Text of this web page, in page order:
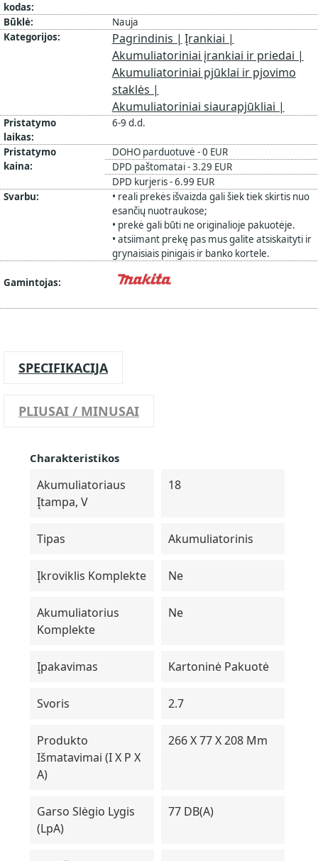
kodas:
Būklė:
Nauja
Kategorijos:
Pagrindinis | Įrankiai |
Akumuliatoriniai įrankiai ir priedai |
Akumuliatoriniai pjūklai ir pjovimo
staklės |
Akumuliatoriniai siaurapjūkliai |
Pristatymo
laikas:
6-9 d.d.
Pristatymo
kaina:
DOHO parduotuvė - 0 EUR
DPD paštomatai - 3.29 EUR
DPD kurjeris - 6.99 EUR
Svarbu:
• reali prekės išvaizda gali šiek tiek skirtis nuo
esančių nuotraukose;
• prekė gali būti ne originalioje pakuotėje.
• atsiimant prekę pas mus galite atsiskaityti ir
grynaisiais pinigais ir banko kortele.
Gamintojas:
SPECIFIKACIJA
PLIUSAI / MINUSAI
Charakteristikos
Akumuliatoriaus
Įtampa, V
18
Tipas Akumuliatorinis
Įkroviklis Komplekte Ne
Akumuliatorius
Komplekte
Ne
Įpakavimas Kartoninė Pakuotė
Svoris 2.7
Produkto
Išmatavimai (I X P X
A)
266 X 77 X 208 Mm
Garso Slėgio Lygis
(LpA)
77 DB(A)